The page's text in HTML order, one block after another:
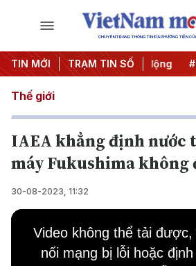
CHUYÊN TRANG THÔNG TIN ĐA PHƯƠNG TIỆN
TIN MỚI TRẠM TIN SỐ
Nghị quyết thành hành động
Thế giới
IAEA khẳng định nước
máy Fukushima không
30-08-2023, 11:32
This
window.
Video không thể tải
nối mạng bị lỗi hoặc